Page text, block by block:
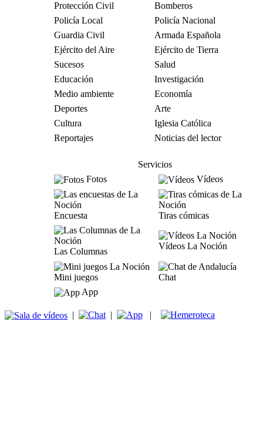
Protección Civil
Bomberos
Policía Local
Policía Nacional
Guardia Civil
Armada Española
Ejército del Aire
Ejército de Tierra
Sucesos
Salud
Educación
Investigación
Medio ambiente
Economía
Deportes
Arte
Cultura
Iglesia Católica
Reportajes
Noticias del lector
Servicios
Fotos
Vídeos
Encuesta Tiras cómicas
Las Columnas
Vídeos La Noción
Mini juegos
Chat
App
| | |